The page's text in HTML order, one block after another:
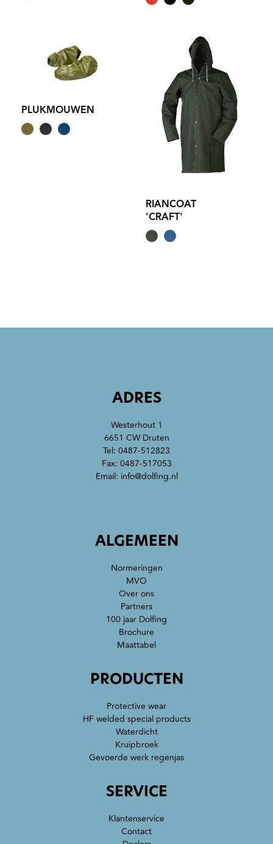
PLUKMOUWEN
RIANCOAT
'CRAFT'
ADRES
Westerhout 1
6651 CW Druten
Tel: 0487-512823
Fax: 0487-517053
Email: info@dolfing.nl
ALGEMEEN
Normeringen
MVO
Over ons
Partners
100 jaar Dolfing
Brochure
Maattabel
PRODUCTEN
Protective wear
HF welded special products
Waterdicht
Kruipbroek
Gevoerde werk regenjas
SERVICE
Klantenservice
Contact